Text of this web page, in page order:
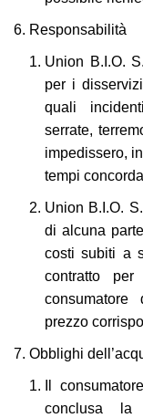
Responsabilità
Union B.I.O.
per i
quali
serrate,
impedissero,
tempi
Union B.I.O.
di alcuna
costi subiti a
contratto
prezzo
Obblighi
Il
conclusa la